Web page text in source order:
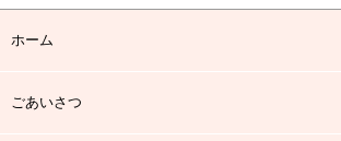
ホーム
ごあいさつ